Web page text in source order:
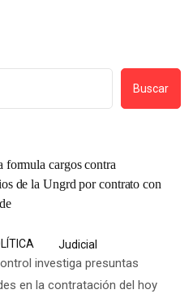
Buscar
formula cargos contra
de la Ungrd por contrato con
Judicial
investiga presuntas
en la contratación del hoy